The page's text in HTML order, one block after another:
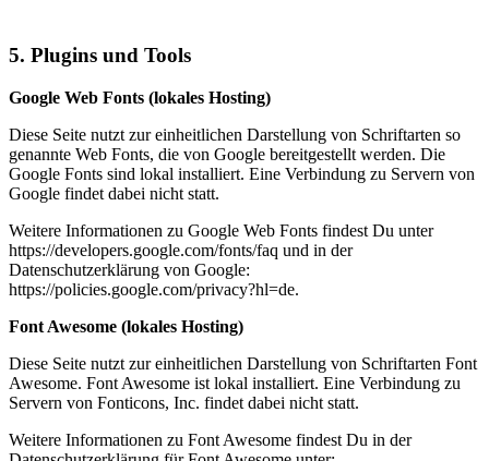
5. Plugins und Tools
Google Web Fonts (lokales Hosting)
Diese Seite nutzt zur einheitlichen Darstellung von Schriftarten so
genannte Web Fonts, die von Google bereitgestellt werden. Die
Google Fonts sind lokal installiert. Eine Verbindung zu Servern von
Google findet dabei nicht statt.
Weitere Informationen zu Google Web Fonts findest Du unter
https://developers.google.com/fonts/faq und in der
Datenschutzerklärung von Google:
https://policies.google.com/privacy?hl=de.
Font Awesome (lokales Hosting)
Diese Seite nutzt zur einheitlichen Darstellung von Schriftarten Font
Awesome. Font Awesome ist lokal installiert. Eine Verbindung zu
Servern von Fonticons, Inc. findet dabei nicht statt.
Weitere Informationen zu Font Awesome findest Du in der